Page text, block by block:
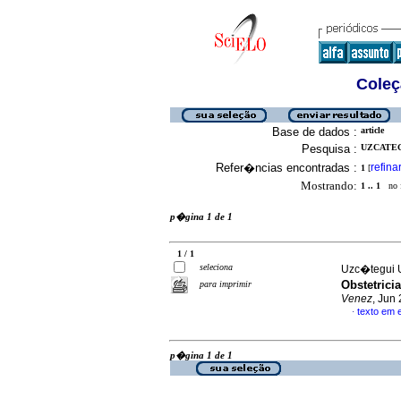
Base de dados : article
Pesquisa :
Refer�ncias encontradas : 1 [refinar
Mostrando: 1 .. 1 no
p�gina 1 de 1
1 / 1
seleciona
para imprimir
Uzc�tegui
Venez, Jun
· texto em
p�gina 1 de 1